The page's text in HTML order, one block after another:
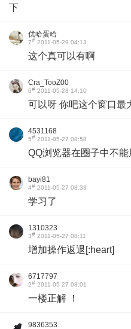
下
优哈蛋哈
7# 2011-05-29 04:13
这个真可以有啊
Cra_TooZ00
6# 2011-05-28 14:10
可以呀 你吧这个窗口最
4531168
5# 2011-05-27 08:58
QQ浏览器在圈子中不
bayi81
4# 2011-05-27 08:33
学习了
1310323
3# 2011-05-27 08:11
增加操作返退[:heart]
6717797
2# 2011-05-27 08:01
一楼正解 ！
9836353